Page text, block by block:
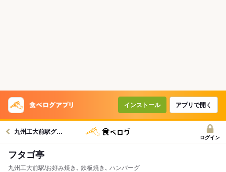
インストール アプリで開く
九州工大前駅グルメへ
ログイン
フタゴ亭
九州工大前駅/お好み焼き､ 鉄板焼き､ ハンバーグ